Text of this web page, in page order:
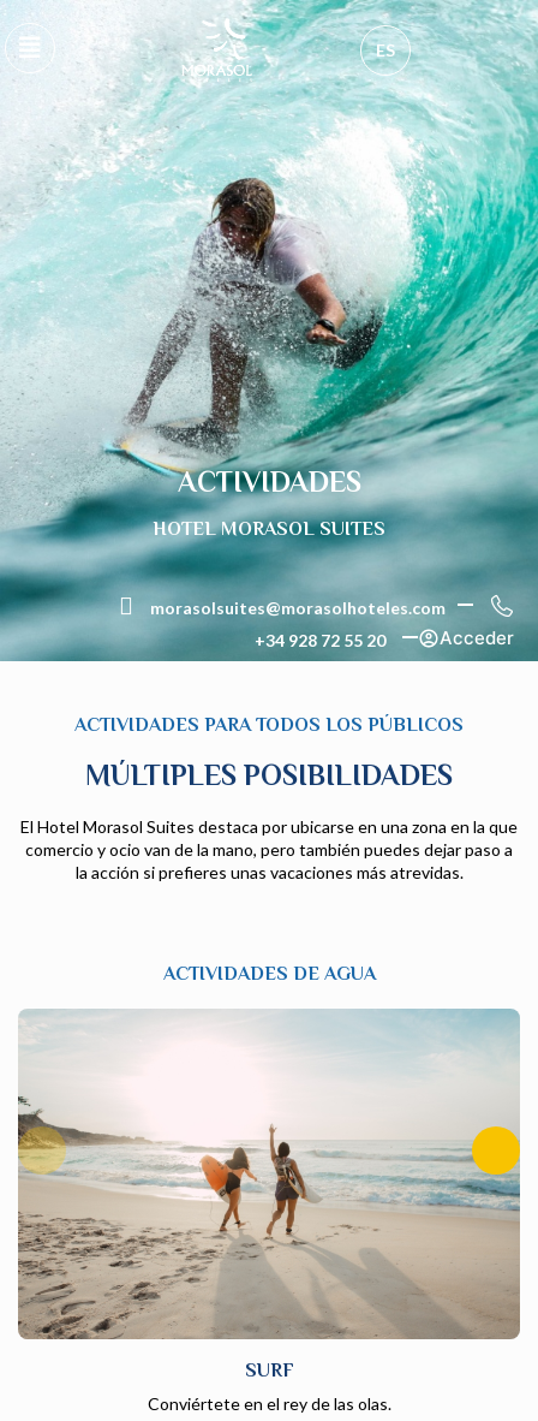
ES
ACTIVIDADES
HOTEL MORASOL SUITES
morasolsuites@morasolhoteles.com
+34 928 72 55 20
Acceder
ACTIVIDADES PARA TODOS LOS PÚBLICOS
MÚLTIPLES POSIBILIDADES
El Hotel Morasol Suites destaca por ubicarse en una zona en la que
comercio y ocio van de la mano, pero también puedes dejar paso a
la acción si prefieres unas vacaciones más atrevidas.
ACTIVIDADES DE AGUA
SURF
Conviértete en el rey de las olas.